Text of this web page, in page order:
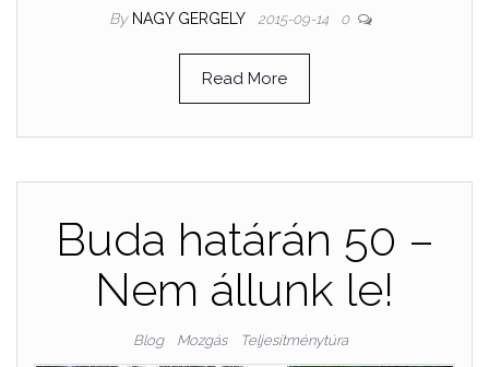
By NAGY GERGELY 2015-09-14 0
Read More
Buda határán 50 –
Nem állunk le!
Blog Mozgás Teljesítménytúra